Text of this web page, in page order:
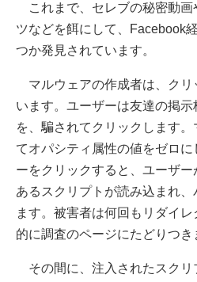
これまで、セレブの秘密動画
ツなどを餌にして、Facebook
つか発見されています。
マルウェアの作成者は、クリ
います。ユーザーは友達の掲
を、騙されてクリックします
てオパシティ属性の値をゼロ
ーをクリックすると、ユーザ
あるスクリプトが読み込まれ
ます。被害者は何回もリダイ
的に調査のページにたどりつき
その間に、注入されたスクリ